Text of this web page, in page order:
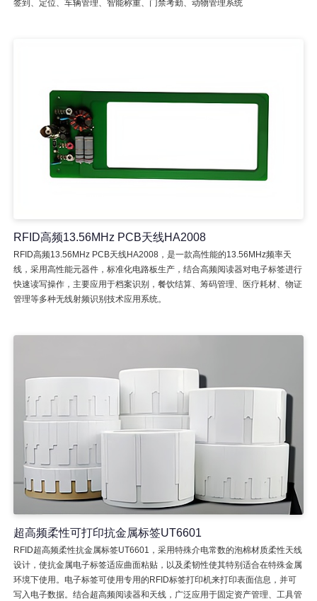
签到、定位、车辆管理、智能称重、门禁考勤、动物管理系统
RFID高频13.56MHz PCB天线HA2008
RFID高频13.56MHz PCB天线HA2008，是一款高性能的13.56MHz频率天
线，采用高性能元器件，标准化电路板生产，结合高频阅读器对电子标签进行
快速读写操作，主要应用于档案识别，餐饮结算、筹码管理、医疗耗材、物证
管理等多种无线射频识别技术应用系统。
超高频柔性可打印抗金属标签UT6601
RFID超高频柔性抗金属标签UT6601，采用特殊介电常数的泡棉材质柔性天线
设计，使抗金属电子标签适应曲面粘贴，以及柔韧性使其特别适合在特殊金属
环境下使用。电子标签可使用专用的RFID标签打印机来打印表面信息，并可
写入电子数据。结合超高频阅读器和天线，广泛应用于固定资产管理、工具管